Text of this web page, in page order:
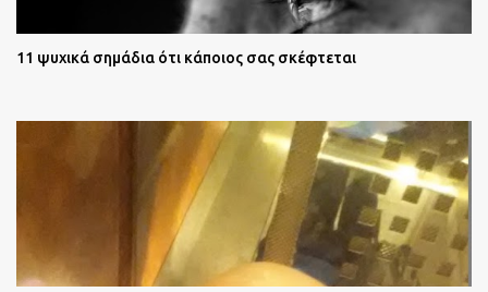
11 ψυχικά σημάδια ότι κάποιος σας σκέφτεται